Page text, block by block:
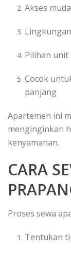
Akses
Pilihan unit
Cocok
panjang
Apartemen ini
menginginkan
kenyamanan.
CARA
Proses sewa
Tentukan